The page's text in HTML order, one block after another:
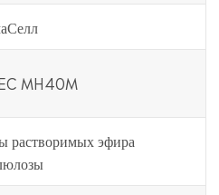
MH40M
растворимых эфира